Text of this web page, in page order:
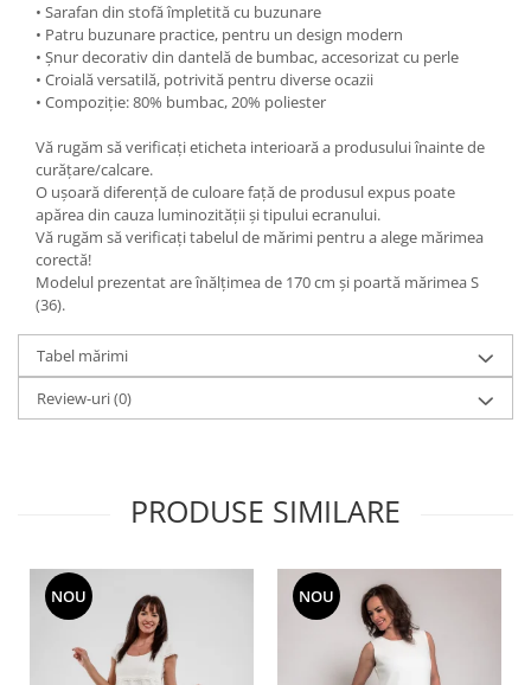
• Sarafan din stofă împletită cu buzunare
• Patru buzunare practice, pentru un design modern
• Șnur decorativ din dantelă de bumbac, accesorizat cu perle
• Croială versatilă, potrivită pentru diverse ocazii
• Compoziție: 80% bumbac, 20% poliester
Vă rugăm să verificați eticheta interioară a produsului înainte de
curățare/calcare.
O ușoară diferență de culoare față de produsul expus poate
apărea din cauza luminozității și tipului ecranului.
Vă rugăm să verificați tabelul de mărimi pentru a alege mărimea
corectă!
Modelul prezentat are înălțimea de 170 cm și poartă mărimea S
(36).
Tabel mărimi
Review-uri(0)
PRODUSE SIMILARE
NOU NOU